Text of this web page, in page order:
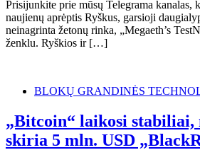
Prisijunkite prie mūsų Telegrama kanalas,
naujienų aprėptis Ryškus, garsioji
neinagrinta žetonų rinka, „Megaeth’s
ženklu. Ryškios ir […]
BLOKŲ GRANDINĖS
„Bitcoin“ laikosi stabiliai,
skiria 5 mln. USD